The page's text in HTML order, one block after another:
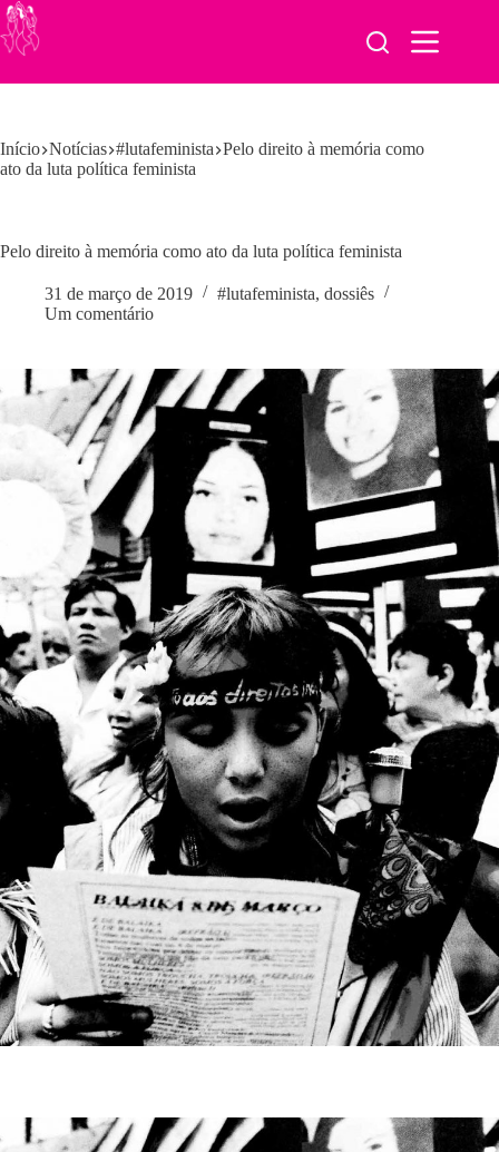
Pular
para
o
Início Notícias #lutafeminista Pelo direito à memória como
ato da luta política feminista
Pelo direito à memória como ato da luta política feminista
31 de março de 2019 #lutafeminista, dossiês
Um comentário